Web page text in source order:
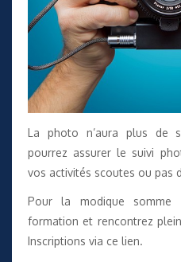
La photo n’aura plus de
pourrez assurer le suivi
vos activités scoutes ou pas
Pour la modique
formation et rencontrez
Inscriptions via ce lien.